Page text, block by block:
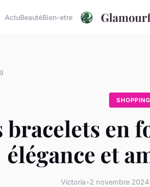
ActuBeautéBien-etre
SHOPPING
bracelets en
élégance et
Victoria•2 novembre 2024